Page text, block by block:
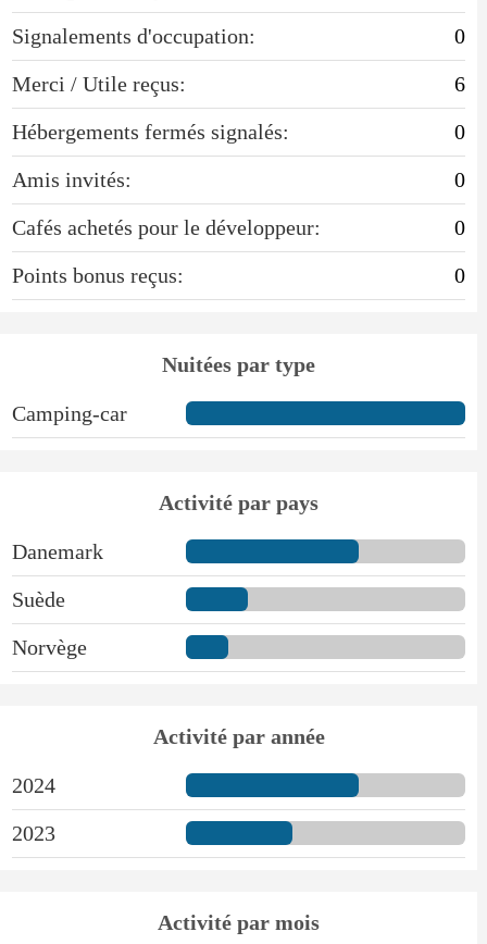
Signalements d'occupation:
0
Merci / Utile reçus:
6
Hébergements fermés signalés:
0
Amis invités:
0
Cafés achetés pour le développeur:
0
Points bonus reçus:
0
Nuitées par type
Camping-car
Activité par pays
Danemark
Suède
Norvège
Activité par année
2024
2023
Activité par mois